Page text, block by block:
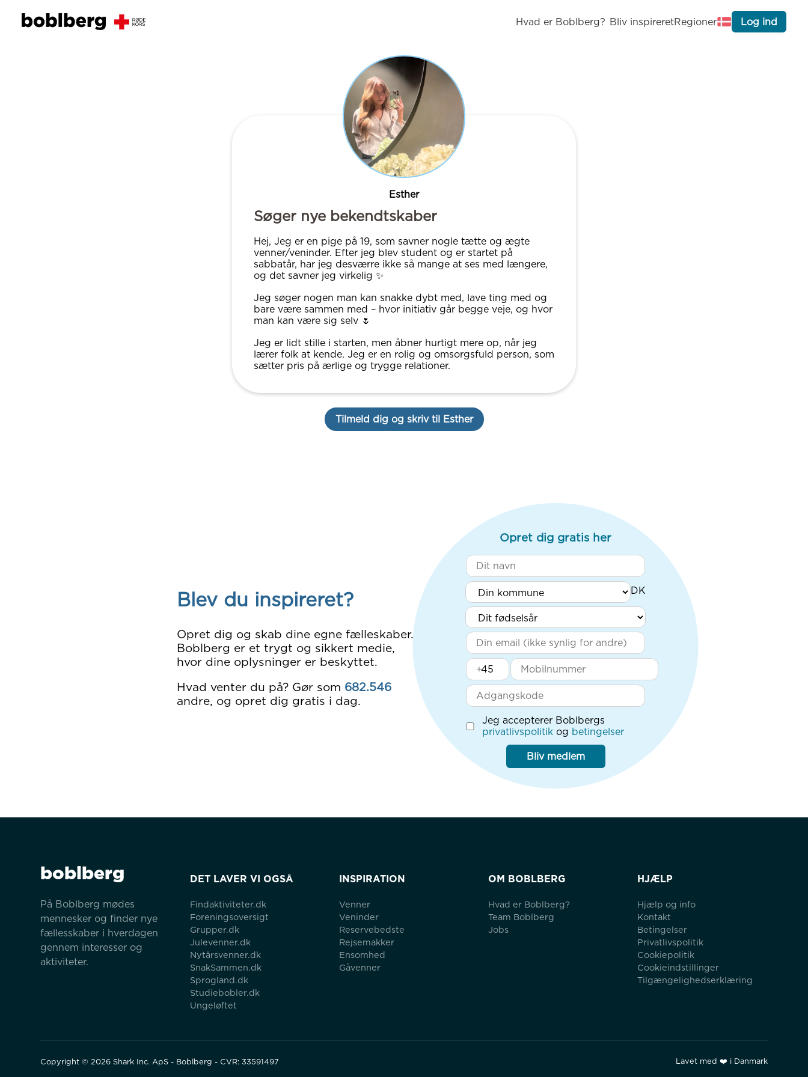
Hvad er Boblberg? Bliv inspireretRegioner Log ind
Esther
Søger nye bekendtskaber
Hej, Jeg er en pige på 19, som savner nogle tætte og ægte
venner/veninder. Efter jeg blev student og er startet på
sabbatår, har jeg desværre ikke så mange at ses med længere,
og det savner jeg virkelig ✨
Jeg søger nogen man kan snakke dybt med, lave ting med og
bare være sammen med – hvor initiativ går begge veje, og hvor
man kan være sig selv 🌷
Jeg er lidt stille i starten, men åbner hurtigt mere op, når jeg
lærer folk at kende. Jeg er en rolig og omsorgsfuld person, som
sætter pris på ærlige og trygge relationer.
Tilmeld dig og skriv til Esther
Blev du inspireret?
Opret dig og skab dine egne fælleskaber.
Boblberg er et trygt og sikkert medie,
hvor dine oplysninger er beskyttet.
Hvad venter du på? Gør som 682.546
andre, og opret dig gratis i dag.
Opret dig gratis her
+
Jeg accepterer Boblbergs
privatlivspolitik og betingelser
Bliv medlem
boblberg
På Boblberg mødes
mennesker og finder nye
fællesskaber i hverdagen
gennem interesser og
aktiviteter.
DET LAVER VI OGSÅ
Findaktiviteter.dk
Foreningsoversigt
Grupper.dk
Julevenner.dk
Nytårsvenner.dk
SnakSammen.dk
Sprogland.dk
Studiebobler.dk
Ungeløftet
INSPIRATION
Venner
Veninder
Reservebedste
Rejsemakker
Ensomhed
Gåvenner
OM BOBLBERG
Hvad er Boblberg?
Team Boblberg
Jobs
HJÆLP
Hjælp og info
Kontakt
Betingelser
Privatlivspolitik
Cookiepolitik
Cookieindstillinger
Tilgængelighedserklæring
Copyright ©2026 Shark Inc. ApS - Boblberg - CVR: 33591497 Lavet med ❤️ i Danmark